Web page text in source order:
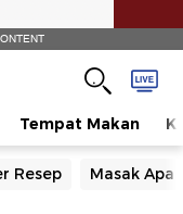
Tempat Makan
Resep Masak Apa